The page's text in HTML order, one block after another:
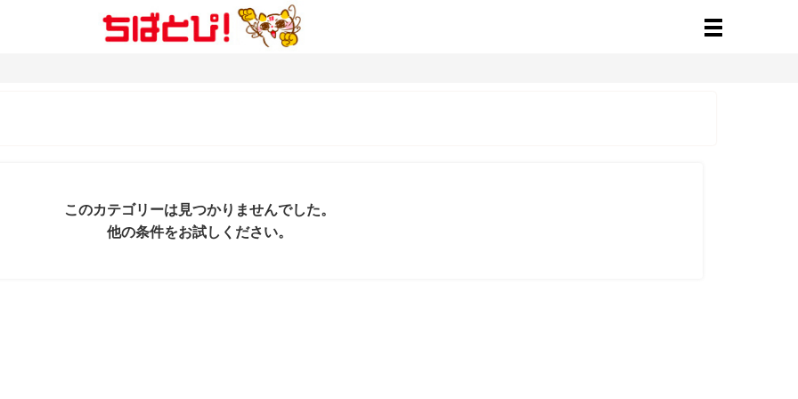
このカテゴリーは見つかりませんでした。
他の条件をお試しください。